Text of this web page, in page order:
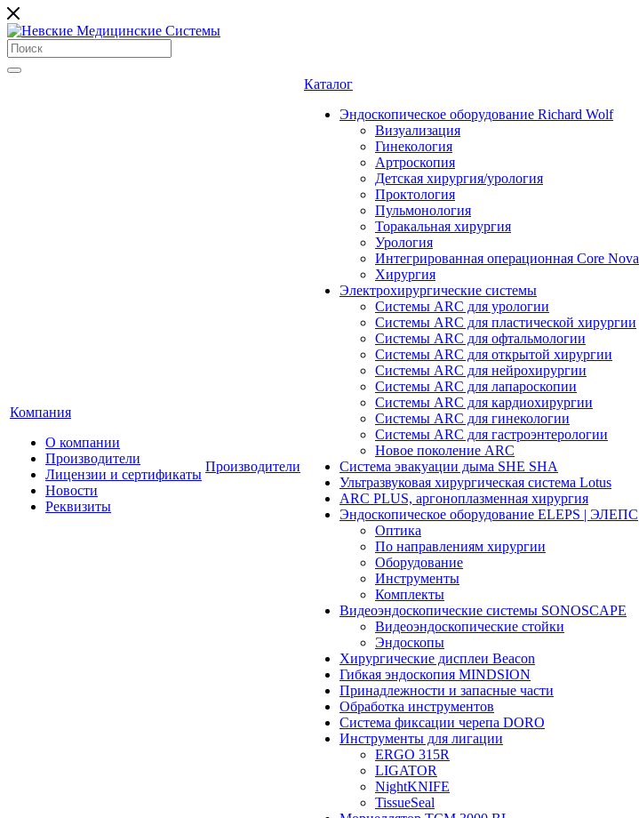
Компания
О компании
Производители
Лицензии и сертификаты
Новости
Реквизиты
Производители
Каталог
Эндоскопическое оборудование Richard Wolf
Визуализация
Гинекология
Артроскопия
Детская хирургия/урология
Проктология
Пульмонология
Торакальная хирургия
Урология
Интегрированная операционная Core Nova
Хирургия
Электрохирургические системы
Системы ARC для урологии
Системы ARC для пластической хирургии
Системы ARC для офтальмологии
Системы ARC для открытой хирургии
Системы ARC для нейрохирургии
Системы ARC для лапароскопии
Системы ARC для кардиохирургии
Системы ARC для гинекологии
Системы ARC для гастроэнтерологии
Новое поколение ARC
Система эвакуации дыма SHE SHA
Ультразвуковая хирургическая система Lotus
ARC PLUS, аргоноплазменная хирургия
Эндоскопическое оборудование ELEPS | ЭЛЕПС
Оптика
По направлениям хирургии
Оборудование
Инструменты
Комплекты
Видеоэндоскопические системы SONOSCAPE
Видеоэндоскопические стойки
Эндоскопы
Хирургические дисплеи Beacon
Гибкая эндоскопия MINDSION
Принадлежности и запасные части
Обработка инструментов
Система фиксации черепа DORO
Инструменты для лигации
ERGO 315R
LIGATOR
NightKNIFE
TissueSeal